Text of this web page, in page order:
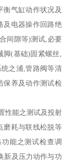
衡气缸动作状况及
及电器操作回路绝
间隙等)测试,必要
(基础)固紧螺丝,
之浦,管路阀等清
保养及动作测试检
性能之测试及投射
磨耗与联线松脱等
能之测试检查调
新及压力动作与功